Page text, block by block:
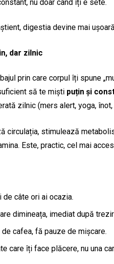
nu doar când îți e sete.
digestia devine mai
dar zilnic
prin care corpul îți spune
să te miști puțin și
zilnic (mers alert, yoga,
circulația, stimulează
Este, practic, cel mai
câte ori ai ocazia.
dimineața, imediat după
cafea, fă pauze de mișcare.
care îți face plăcere, nu una